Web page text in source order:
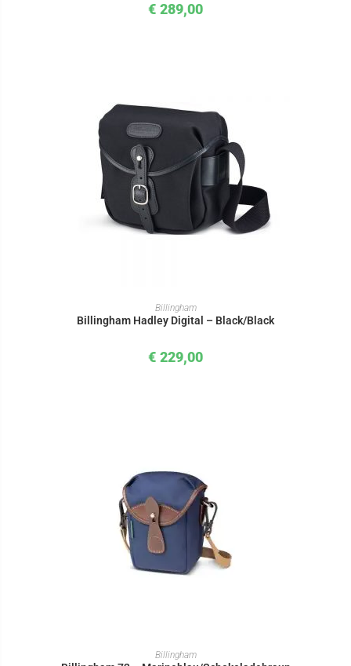
€ 289,00
IN DEN WARENKORB
Billingham
Billingham Hadley Digital – Black/Black
€ 229,00
IN DEN WARENKORB
Billingham